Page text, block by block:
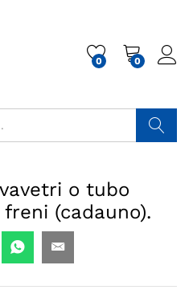
0 0
o tubo
(cadauno).